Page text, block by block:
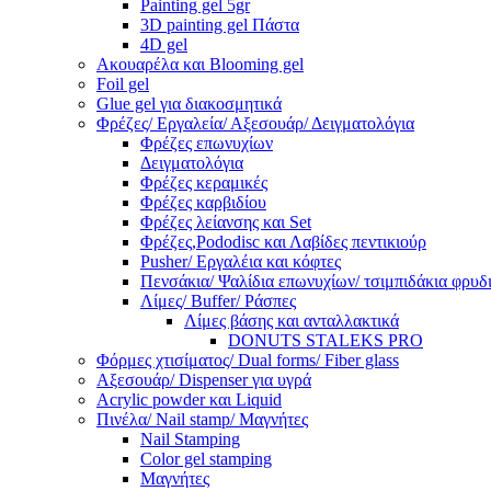
Painting gel 5gr
3D painting gel Πάστα
4D gel
Ακουαρέλα και Blooming gel
Foil gel
Glue gel για διακοσμητικά
Φρέζες/ Εργαλεία/ Αξεσουάρ/ Δειγματολόγια
Φρέζες επωνυχίων
Δειγματολόγια
Φρέζες κεραμικές
Φρέζες καρβιδίου
Φρέζες λείανσης και Set
Φρέζες,Pododisc και Λαβίδες πεντικιούρ
Pusher/ Εργαλέια και κόφτες
Πενσάκια/ Ψαλίδια επωνυχίων/ τσιμπιδάκια
Λίμες/ Buffer/ Ράσπες
Λίμες βάσης και ανταλλακτικά
DONUTS STALEKS PRO
Φόρμες χτισίματος/ Dual forms/ Fiber glass
Αξεσουάρ/ Dispenser για υγρά
Acrylic powder και Liquid
Πινέλα/ Nail stamp/ Μαγνήτες
Nail Stamping
Color gel stamping
Μαγνήτες